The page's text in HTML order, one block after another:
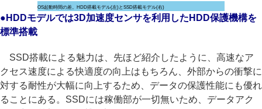
OS起動時間の差。HDD搭載モデル(左)とSSD搭載モデル(右)
●HDDモデルでは3D加速度センサを利用したHDD保護機構を
標準搭載
SSD搭載による魅力は、先ほど紹介したように、高速なア
クセス速度による快適度の向上はもちろん、外部からの衝撃に
対する耐性が大幅に向上するため、データの保護性能にも優れ
ることにある。SSDには稼働部が一切無いため、データアク